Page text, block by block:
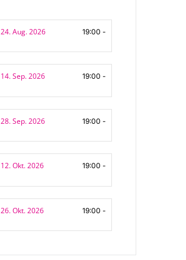
24. Aug. 2026 19:00 -
14. Sep. 2026 19:00 -
28. Sep. 2026 19:00 -
12. Okt. 2026 19:00 -
26. Okt. 2026 19:00 -